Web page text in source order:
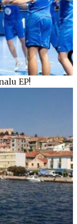
EP!